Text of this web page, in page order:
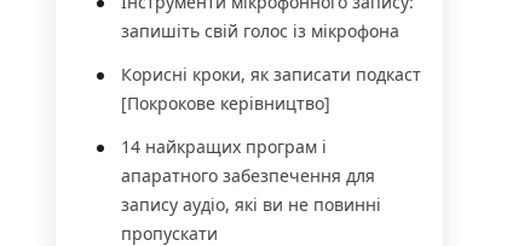
запишіть свій голос із мікрофона
Корисні кроки, як записати подкаст
[Покрокове керівництво]
14 найкращих програм і
апаратного забезпечення для
запису аудіо, які ви не повинні
пропускати